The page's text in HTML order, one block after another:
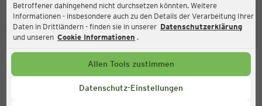
Betroffener dahingehend nicht durchsetzen könnten. Weitere
Informationen - insbesondere auch zu den Details der Verarbeitung Ihrer
Daten in Drittländern - finden sie in unserer Datenschutzerklärung
und unseren Cookie Informationen .
Allen Tools zustimmen
Datenschutz-Einstellungen
Aktuell:
Geschlossen
Service Hotline
+43 (0) 1 2675 502